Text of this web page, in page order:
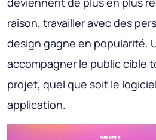
raison, travailler avec des
design gagne en popularité.
accompagner le public cible
projet, quel que soit le
application.